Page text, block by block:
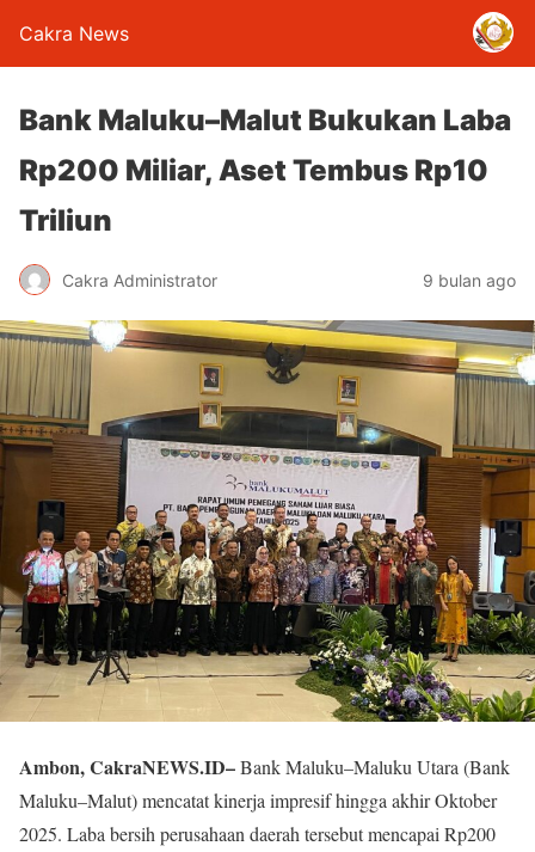
Cakra News
Bank Maluku–Malut Bukukan Laba
Rp200 Miliar, Aset Tembus Rp10
Triliun
Cakra Administrator 9 bulan ago
Ambon, CakraNEWS.ID–Bank Maluku–Maluku Utara (Bank
Maluku–Malut) mencatat kinerja impresif hingga akhir Oktober
2025. Laba bersih perusahaan daerah tersebut mencapai Rp200